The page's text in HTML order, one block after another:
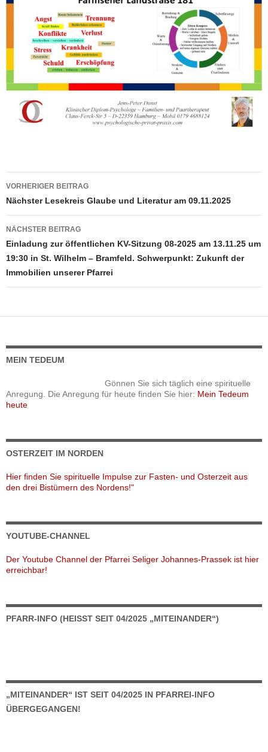
Beitragsnavigation
VORHERIGER BEITRAG
Nächster Lesekreis Glaube und Literatur am 09.11.2025
NÄCHSTER BEITRAG
Einladung zur öffentlichen KV-Sitzung 08-2025 am 13.11.25 um
19:30 in St. Wilhelm – Bramfeld. Schwerpunkt: Zukunft der
Immobilien unserer Pfarrei
MEIN TEDEUM
Gönnen Sie sich täglich eine spirituelle
Anregung. Die Anregung für heute finden Sie hier: Mein Tedeum
heute
OSTERZEIT IM NORDEN
Hier finden Sie spirituelle Impulse zur Fasten- und Osterzeit aus
den drei Bistümern des Nordens!"
YOUTUBE-CHANNEL
Der Youtube Channel der Pfarrei Seliger Johannes-Prassek ist hier
erreichbar!
PFARR-INFO (HEISST SEIT 04/2025 „MITEINANDER“)
„MITEINANDER“ IST SEIT 04/2025 IN PFARREI-INFO
ÜBERGEGANGEN!